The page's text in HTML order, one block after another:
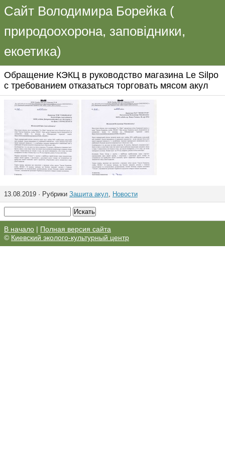
Сайт Володимира Борейка (
природоохорона, заповідники,
екоетика)
Обращение КЭКЦ в руководство магазина Le Silpo
с требованием отказаться торговать мясом акул
13.08.2019 · Рубрики Защита акул, Новости
В начало | Полная версия сайта
© Киевский эколого-культурный центр